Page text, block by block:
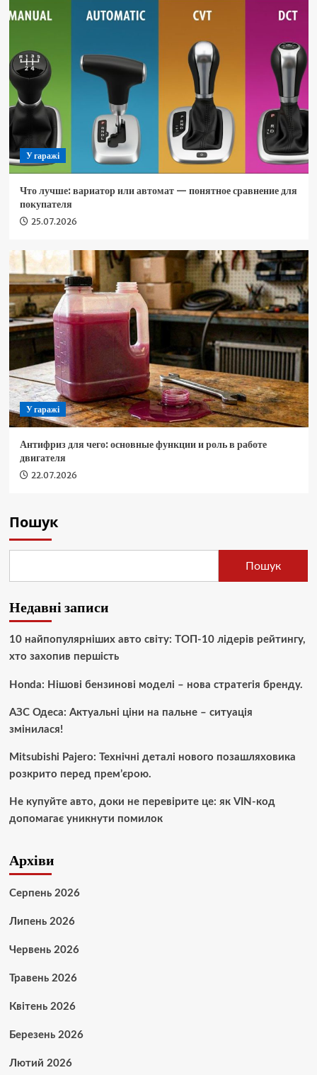
У гаражі
Что лучше: вариатор или автомат — понятное сравнение для
покупателя
25.07.2026
У гаражі
Антифриз для чего: основные функции и роль в работе
двигателя
22.07.2026
Пошук
Пошук
Недавні записи
10 найпопулярніших авто світу: ТОП-10 лідерів рейтингу,
хто захопив першість
Honda: Нішові бензинові моделі – нова стратегія бренду.
АЗС Одеса: Актуальні ціни на пальне – ситуація
змінилася!
Mitsubishi Pajero: Технічні деталі нового позашляховика
розкрито перед прем’єрою.
Не купуйте авто, доки не перевірите це: як VIN-код
допомагає уникнути помилок
Архіви
Серпень 2026
Липень 2026
Червень 2026
Травень 2026
Квітень 2026
Березень 2026
Лютий 2026